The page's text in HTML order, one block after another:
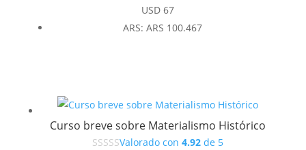
USD67
ARS: ARS 100.467
Curso breve sobre Materialismo Histórico
Valorado con 4.92de 5